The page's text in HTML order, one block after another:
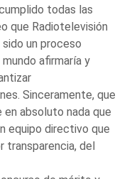
todas las
que Radiotelevisión
un proceso
afirmaría y
Sinceramente, que
en absoluto nada que
equipo directivo que
transparencia, del